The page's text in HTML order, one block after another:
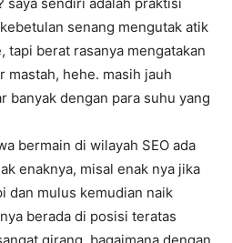
saya sendiri adalah praktisi
senang mengutak atik
tapi berat rasanya mengatakan
mastah, hehe. masih jauh
banyak dengan para suhu yang
bermain di wilayah SEO ada
enaknya, misal enak nya jika
dan mulus kemudian naik
berada di posisi teratas